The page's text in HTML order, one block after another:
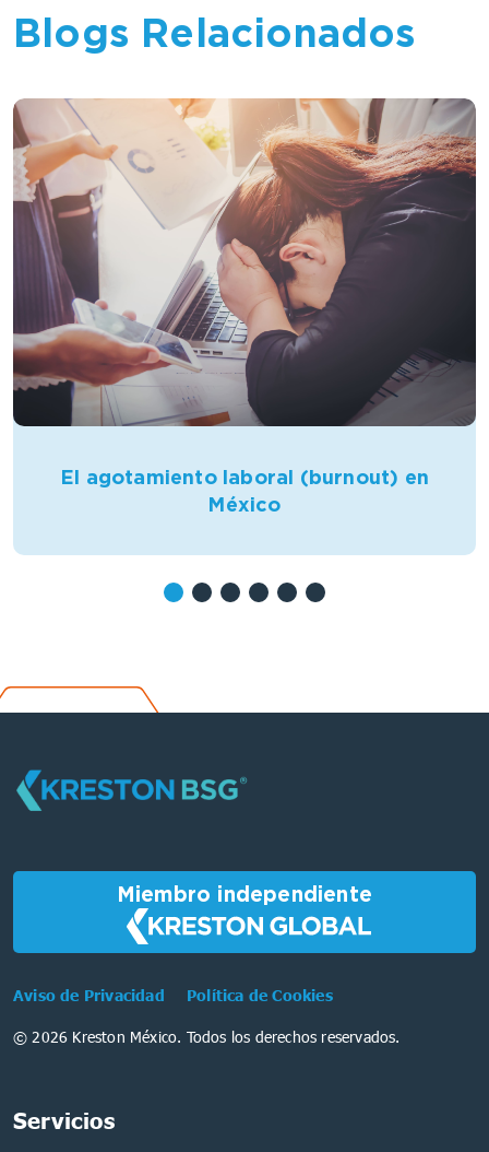
Blogs Relacionados
El agotamiento laboral (burnout) en
México
Miembro independiente
Aviso de Privacidad Política de Cookies
© 2026 Kreston México. Todos los derechos reservados.
Servicios